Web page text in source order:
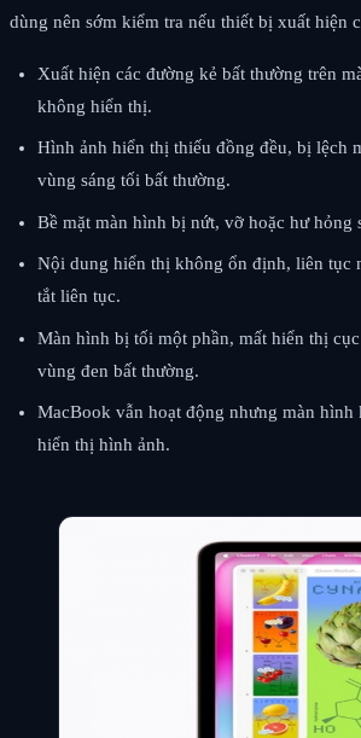
dùng nên sớm kiểm tra nếu thiết bị xuất hiện
Xuất hiện các đường kẻ bất thường trên
không hiển thị.
Hình ảnh hiển thị thiếu đồng đều, bị lệch
vùng sáng tối bất thường.
Bề mặt màn hình bị nứt, vỡ hoặc hư hỏng
Nội dung hiển thị không ổn định, liên tục
tắt liên tục.
Màn hình bị tối một phần, mất hiển thị
vùng đen bất thường.
MacBook vẫn hoạt động nhưng màn hình
hiển thị hình ảnh.